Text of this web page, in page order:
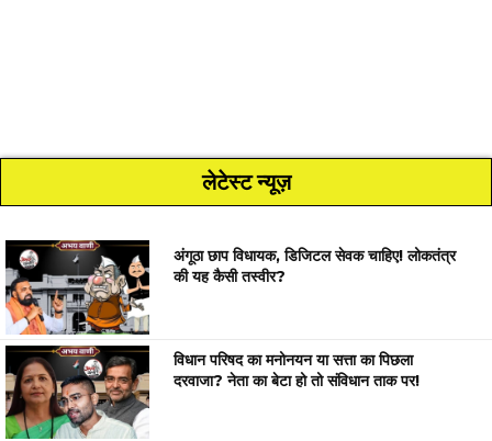
लेटेस्ट न्यूज़
अंगूठा छाप विधायक, डिजिटल सेवक चाहिए! लोकतंत्र
की यह कैसी तस्वीर?
विधान परिषद का मनोनयन या सत्ता का पिछला
दरवाजा? नेता का बेटा हो तो संविधान ताक पर!